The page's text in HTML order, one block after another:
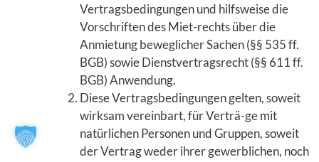
Vertragsbedingungen und hilfsweise die
Vorschriften des Miet-rechts über die
Anmietung beweglicher Sachen (§§ 535 ff.
BGB) sowie Dienstvertragsrecht (§§ 611 ff.
BGB) Anwendung.
Diese Vertragsbedingungen gelten, soweit
wirksam vereinbart, für Verträ-ge mit
natürlichen Personen und Gruppen, soweit
der Vertrag weder ihrer gewerblichen, noch